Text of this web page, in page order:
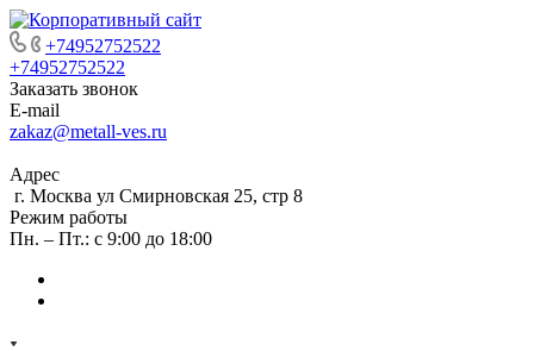
+74952752522
+74952752522
Заказать звонок
E-mail
zakaz@metall-ves.ru
Адрес
г. Москва ул Смирновская 25, стр 8
Режим работы
Пн. – Пт.: с 9:00 до 18:00